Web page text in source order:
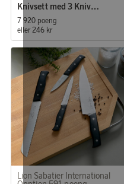
Knivsett med 3 Kniver Brooklyn Krom
7 920 poeng
eller 246 kr
Lion Sabatier International